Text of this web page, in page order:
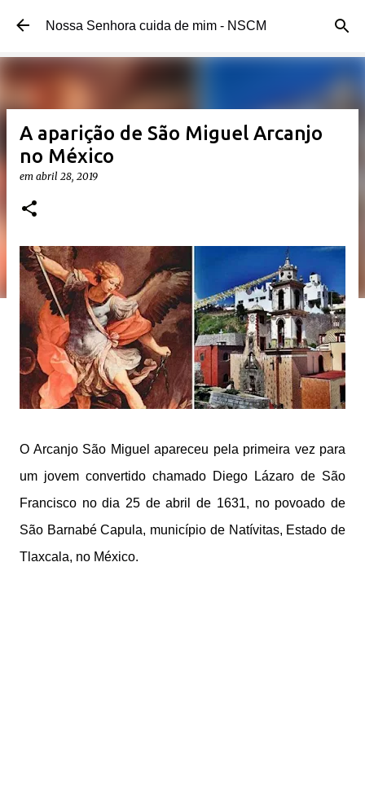
Pular para o conteúdo principal
Nossa Senhora cuida de mim - NSCM
A aparição de São Miguel Arcanjo
no México
em abril 28, 2019
O Arcanjo São Miguel apareceu pela primeira vez para
um jovem convertido chamado Diego Lázaro de São
Francisco no dia 25 de abril de 1631, no povoado de
São Barnabé Capula, município de Natívitas, Estado de
Tlaxcala, no México.